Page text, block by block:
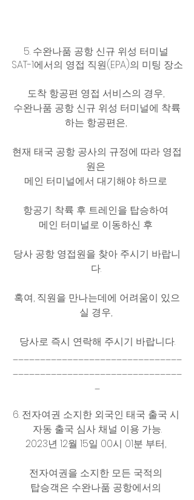
5. 수완나품 공항 신규 위성 터미널
SAT-1에서의 영접 직원(EPA)의 미팅 장소
도착 항공편 영접 서비스의 경우,
수완나품 공항 신규 위성 터미널에 착륙
하는 항공편은,
현재 태국 공항 공사의 규정에 따라 영접
원은
메인 터미널에서 대기해야 하므로
항공기 착륙 후 트레인을 탑승하여
메인 터미널로 이동하신 후
당사 공항 영접원을 찾아 주시기 바랍니
다.
혹여, 직원을 만나는데에 어려움이 있으
실 경우,
당사로 즉시 연락해 주시기 바랍니다.
_______________________________
_______________________________
_
6. 전자여권 소지한 외국인 태국 출국 시
자동 출국 심사 채널 이용 가능.
2023년 12월 15일 00시 01분 부터,
전자여권을 소지한 모든 국적의
탑승객은 수완나품 공항에서의